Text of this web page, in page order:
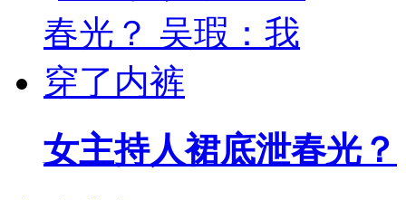
女主持人裙底泄春光？